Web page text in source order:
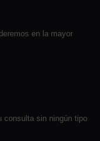
en la mayor
consulta sin ningún tipo